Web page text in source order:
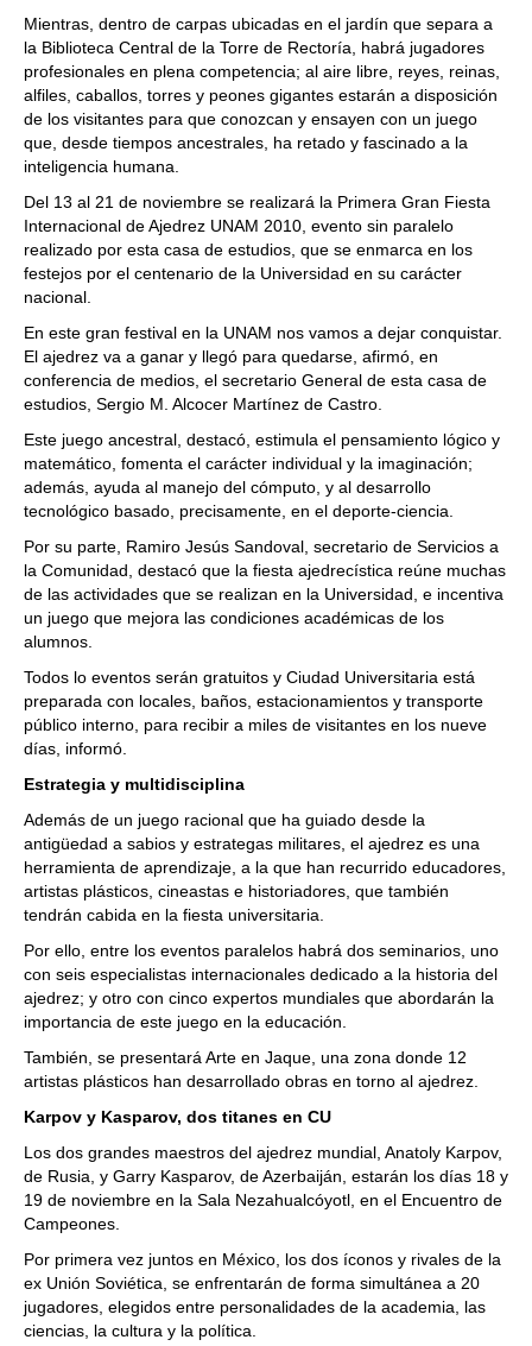
Mientras, dentro de carpas ubicadas en el jardín que separa a
la Biblioteca Central de la Torre de Rectoría, habrá jugadores
profesionales en plena competencia; al aire libre, reyes, reinas,
alfiles, caballos, torres y peones gigantes estarán a disposición
de los visitantes para que conozcan y ensayen con un juego
que, desde tiempos ancestrales, ha retado y fascinado a la
inteligencia humana.
Del 13 al 21 de noviembre se realizará la Primera Gran Fiesta
Internacional de Ajedrez UNAM 2010, evento sin paralelo
realizado por esta casa de estudios, que se enmarca en los
festejos por el centenario de la Universidad en su carácter
nacional.
En este gran festival en la UNAM nos vamos a dejar conquistar.
El ajedrez va a ganar y llegó para quedarse, afirmó, en
conferencia de medios, el secretario General de esta casa de
estudios, Sergio M. Alcocer Martínez de Castro.
Este juego ancestral, destacó, estimula el pensamiento lógico y
matemático, fomenta el carácter individual y la imaginación;
además, ayuda al manejo del cómputo, y al desarrollo
tecnológico basado, precisamente, en el deporte-ciencia.
Por su parte, Ramiro Jesús Sandoval, secretario de Servicios a
la Comunidad, destacó que la fiesta ajedrecística reúne muchas
de las actividades que se realizan en la Universidad, e incentiva
un juego que mejora las condiciones académicas de los
alumnos.
Todos lo eventos serán gratuitos y Ciudad Universitaria está
preparada con locales, baños, estacionamientos y transporte
público interno, para recibir a miles de visitantes en los nueve
días, informó.
Estrategia y multidisciplina
Además de un juego racional que ha guiado desde la
antigüedad a sabios y estrategas militares, el ajedrez es una
herramienta de aprendizaje, a la que han recurrido educadores,
artistas plásticos, cineastas e historiadores, que también
tendrán cabida en la fiesta universitaria.
Por ello, entre los eventos paralelos habrá dos seminarios, uno
con seis especialistas internacionales dedicado a la historia del
ajedrez; y otro con cinco expertos mundiales que abordarán la
importancia de este juego en la educación.
También, se presentará Arte en Jaque, una zona donde 12
artistas plásticos han desarrollado obras en torno al ajedrez.
Karpov y Kasparov, dos titanes en CU
Los dos grandes maestros del ajedrez mundial, Anatoly Karpov,
de Rusia, y Garry Kasparov, de Azerbaiján, estarán los días 18 y
19 de noviembre en la Sala Nezahualcóyotl, en el Encuentro de
Campeones.
Por primera vez juntos en México, los dos íconos y rivales de la
ex Unión Soviética, se enfrentarán de forma simultánea a 20
jugadores, elegidos entre personalidades de la academia, las
ciencias, la cultura y la política.